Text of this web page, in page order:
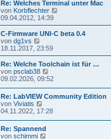
r
a
g
B
e
i
r
g
s
t
r
B
r
g
Re: Welches Terminal unter Mac
von Korbflechter
u
e
B
t
r
09.04.2012, 14:39
C-Firmware UNI-C beta 0.4
von dg1vs
e
u
e
s
t
B
e
i
t
r
a
18.11.2017, 23:59
Re: Welche Toolchain ist für …
von psclab38
e
s
t
e
r
09.02.2026, 09:52
Re: LabVIEW Community Edition
von Viviatis
e
e
s
04.11.2022, 17:28
Re: Spannend
von schimmi